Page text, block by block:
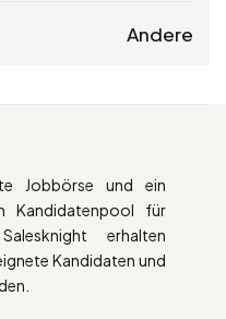
Andere
Jobbörse und ein
Kandidatenpool für
erhalten
Kandidaten und